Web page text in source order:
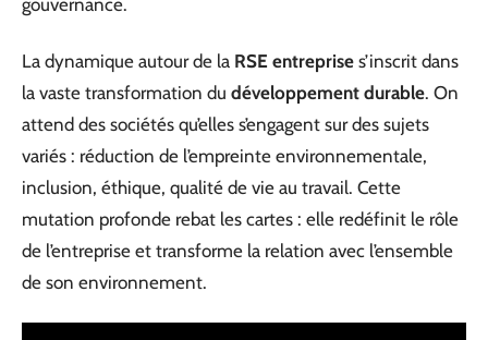
gouvernance.
La dynamique autour de la RSE entreprise s’inscrit dans
la vaste transformation du développement durable. On
attend des sociétés qu’elles s’engagent sur des sujets
variés : réduction de l’empreinte environnementale,
inclusion, éthique, qualité de vie au travail. Cette
mutation profonde rebat les cartes : elle redéfinit le rôle
de l’entreprise et transforme la relation avec l’ensemble
de son environnement.